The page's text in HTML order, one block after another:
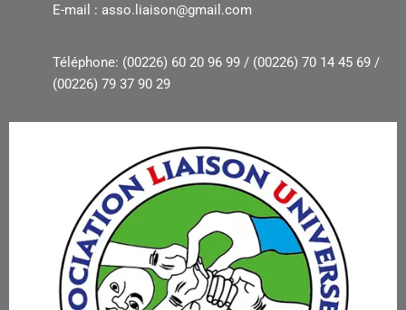
E-mail : asso.liaison@gmail.com
Téléphone: (00226) 60 20 96 99 / (00226) 70 14 45 69 /
(00226) 79 37 90 29